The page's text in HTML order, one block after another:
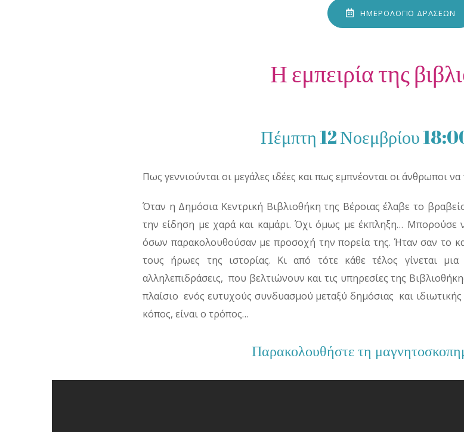
ΗΜΕΡΟΛΟΓΙΟ ΔΡΑΣΕΩΝ
Η εμπειρία της
Πέμπτη 12 Νοεμβρίου
Πως γεννιούνται οι μεγάλες ιδέες και πως εμπνέονται οι άνθρωποι
Όταν η Δημόσια Κεντρική Βιβλιοθήκη της Βέροιας έλαβε το
την είδηση με χαρά και καμάρι. Όχι όμως με έκπληξη… Μπορούσε
όσων παρακολουθούσαν με προσοχή την πορεία της. Ήταν σαν το
τους ήρωες της ιστορίας. Κι από τότε κάθε τέλος γίνεται
αλληλεπιδράσεις, που βελτιώνουν και τις υπηρεσίες της
πλαίσιο ενός ευτυχούς συνδυασμού μεταξύ δημόσιας και
κόπος, είναι ο τρόπος…
Παρακολουθήστε τη